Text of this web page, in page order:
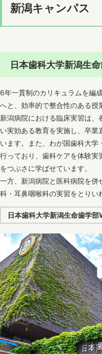
新潟キャンパス
日本歯科大学新潟生
6年一貫制のカリキュラムを編
へと、効率的で整合性のある授
新潟病院における臨床実習は
い実効ある教育を実施し、卒
います。また、わが国歯科大
行っており、歯科ケアを体験
をつぶさに学ばせています。
一方、新潟病院と医科病院を
科・耳鼻咽喉科の実習をとりい
日本歯科大学新潟生命歯学部